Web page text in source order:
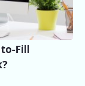
Fill